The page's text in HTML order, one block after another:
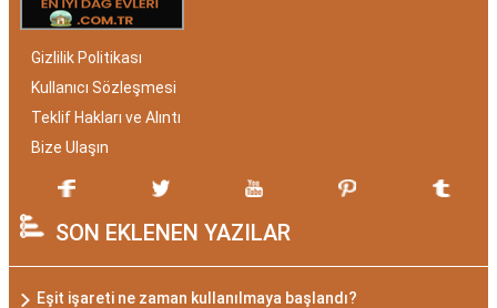
Gizlilik Politikası
Kullanıcı Sözleşmesi
Teklif Hakları ve Alıntı
Bize Ulaşın
SON EKLENEN YAZILAR
Eşit işareti ne zaman kullanılmaya başlandı?